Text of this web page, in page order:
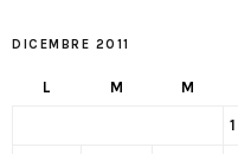
DICEMBRE 2011
L M M
1